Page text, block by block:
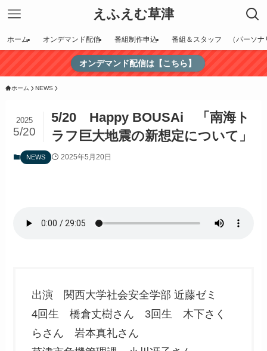
えふえむ草津
ホーム オンデマンド配信 番組制作申込 番組＆スタッフ （パーソナ
オンデマンド配信は【こちら】
ホーム NEWS
5/20 Happy BOUSAi 「南海ト
ラフ巨大地震の新想定について」
2025
5/20
NEWS 2025年5月20日
出演 関西大学社会安全学部 近藤ゼミ
4回生 橋倉丈樹さん 3回生 木下さく
らさん 岩本真礼さん